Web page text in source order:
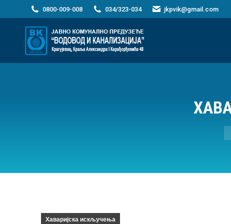
0800-009-008 034/323-034 jkpvik@gmail.com
Хаваријска искључења